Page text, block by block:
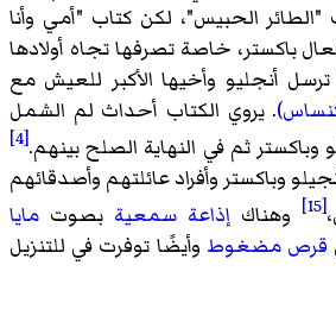
الحبيس"، لكن كتاب "أمي وأنا
خاصة تصرفها تجاه أولادها
أنجليو وأخيها الأكبر للعيش مع
. يروي الكتاب أحداث لم الشمل
ثم في النهاية الصلح بينهم.
وأفراد عائلتهم وأصدقائهم
إذاعة سمعيةبصوتمايا
مضغوطوأيضًا توفرت في للتنزيل